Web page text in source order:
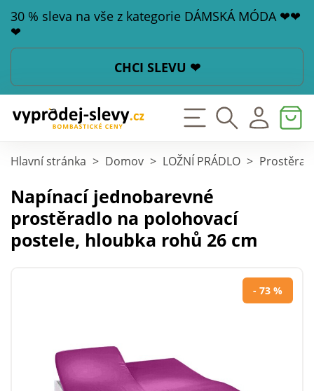
30 % sleva na vše z kategorie DÁMSKÁ MÓDA ❤❤
❤
CHCI SLEVU ❤
Hlavní stránka > Domov > LOŽNÍ PRÁDLO >
Napínací jednobarevné
prostěradlo na polohovací
postele, hloubka rohů 26 cm
- 73 %